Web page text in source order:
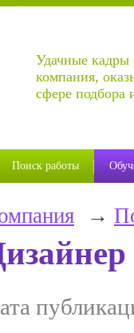
Удачные кадры
компания,
сфере подбора
Поиск работы